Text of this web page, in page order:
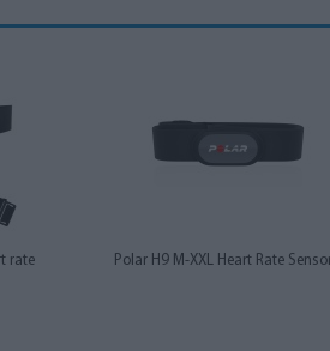
rate
Polar H9 M-XXL Heart Rate